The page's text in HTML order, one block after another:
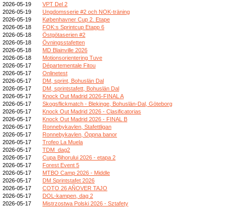
2026-05-19
VPT Del 2
2026-05-19
Ungdomsserie #2 och NOK-träning
2026-05-19
Københavner Cup 2. Etape
2026-05-18
FOK:s Sprintcup Etapp 6
2026-05-18
Östgötaserien #2
2026-05-18
Övningsstafetten
2026-05-18
MD Blainville 2026
2026-05-18
Motionsorientering Tuve
2026-05-17
Départementale Fitou
2026-05-17
Onlinetest
2026-05-17
DM, sprint, Bohuslän Dal
2026-05-17
DM, sprintstafett, Bohuslän Dal
2026-05-17
Knock Out Madrid 2026-FINAL A
2026-05-17
Skogsflickmatch - Blekinge, Bohuslän-Dal, Göteborg
2026-05-17
Knock Out Madrid 2026 - Clasificatorias
2026-05-17
Knock Out Madrid 2026 - FINAL B
2026-05-17
Ronnebykavlen, Stafettligan
2026-05-17
Ronnebykavlen, Öppna banor
2026-05-17
Trofeo La Muela
2026-05-17
TDM_dag2
2026-05-17
Cupa Bihorului 2026 - etapa 2
2026-05-17
Forest Event 5
2026-05-17
MTBO Camp 2026 - Middle
2026-05-17
DM Sprintstafet 2026
2026-05-17
COTO 26 AÑOVER TAJO
2026-05-17
DOL-kampen, dag 2
2026-05-17
Mistrzostwa Polski 2026 - Sztafety